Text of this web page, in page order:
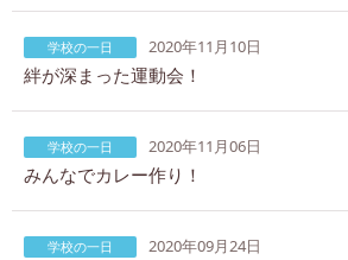
学校の一日 2020年11月10日
絆が深まった運動会！
学校の一日 2020年11月06日
みんなでカレー作り！
学校の一日 2020年09月24日